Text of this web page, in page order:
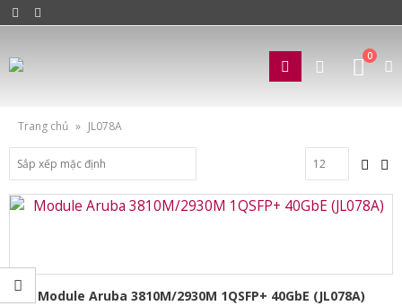
0
Trang chủ » JL078A
Module Aruba 3810M/2930M 1QSFP+ 40GbE (JL078A)